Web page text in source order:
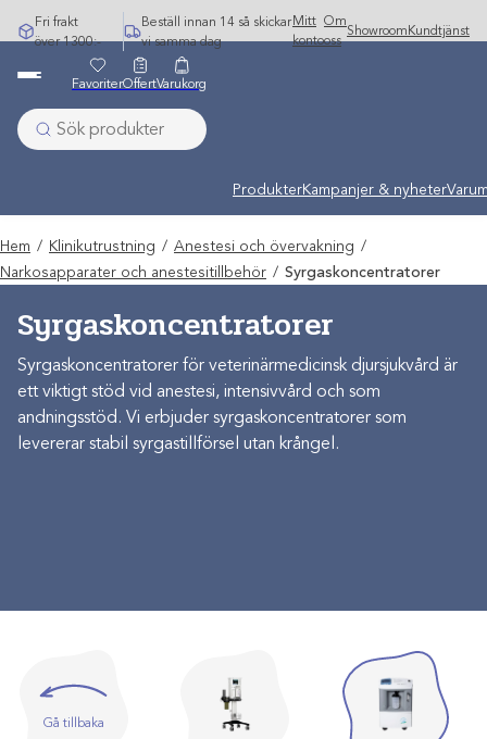
Hoppa
till
Fri frakt
över 1300:-
Beställ innan 14 så skickar
vi samma dag
Mitt
konto
Om
oss
Showroom Kundtjänst
ProdukterKampanjer & nyheter
FavoriterOffertVarukorg
Hem / Klinikutrustning / Anestesi och övervakning /
Narkosapparater och anestesitillbehör / Syrgaskoncentratorer
Syrgaskoncentratorer
Syrgaskoncentratorer för veterinärmedicinsk djursjukvård är
ett viktigt stöd vid anestesi, intensivvård och som
andningsstöd. Vi erbjuder syrgaskoncentratorer som
levererar stabil syrgastillförsel utan krångel.
Gå tillbaka